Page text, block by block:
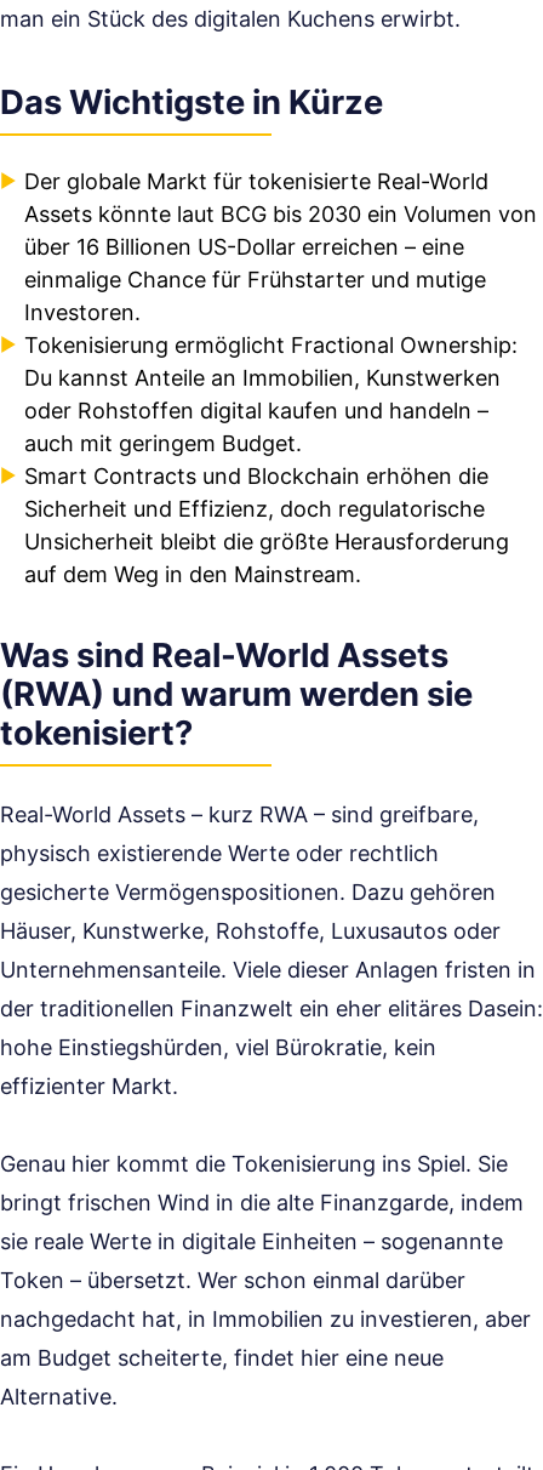
man ein Stück des digitalen Kuchens erwirbt.
Das Wichtigste in Kürze
Der globale Markt für tokenisierte Real-World
Assets könnte laut BCG bis 2030 ein Volumen von
über 16 Billionen US-Dollar erreichen – eine
einmalige Chance für Frühstarter und mutige
Investoren.
Tokenisierung ermöglicht Fractional Ownership:
Du kannst Anteile an Immobilien, Kunstwerken
oder Rohstoffen digital kaufen und handeln –
auch mit geringem Budget.
Smart Contracts und Blockchain erhöhen die
Sicherheit und Effizienz, doch regulatorische
Unsicherheit bleibt die größte Herausforderung
auf dem Weg in den Mainstream.
Was sind Real-World Assets
(RWA) und warum werden sie
tokenisiert?
Real-World Assets – kurz RWA – sind greifbare,
physisch existierende Werte oder rechtlich
gesicherte Vermögenspositionen. Dazu gehören
Häuser, Kunstwerke, Rohstoffe, Luxusautos oder
Unternehmensanteile. Viele dieser Anlagen fristen in
der traditionellen Finanzwelt ein eher elitäres Dasein:
hohe Einstiegshürden, viel Bürokratie, kein
effizienter Markt.
Genau hier kommt die Tokenisierung ins Spiel. Sie
bringt frischen Wind in die alte Finanzgarde, indem
sie reale Werte in digitale Einheiten – sogenannte
Token – übersetzt. Wer schon einmal darüber
nachgedacht hat, in Immobilien zu investieren, aber
am Budget scheiterte, findet hier eine neue
Alternative.